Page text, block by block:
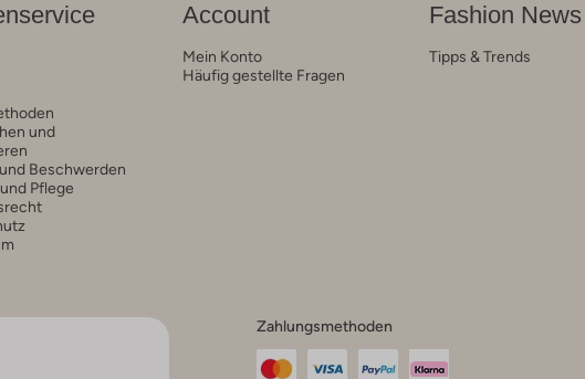
und
Beschwerden
Pflege
Account
Mein Konto
Häufig gestellte Fragen
Fashion News
Tipps & Trends
Zahlungsmethoden